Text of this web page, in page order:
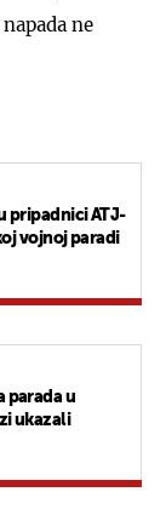
ne
pripadnici ATJ-
vojnoj paradi
parada u
ukazali